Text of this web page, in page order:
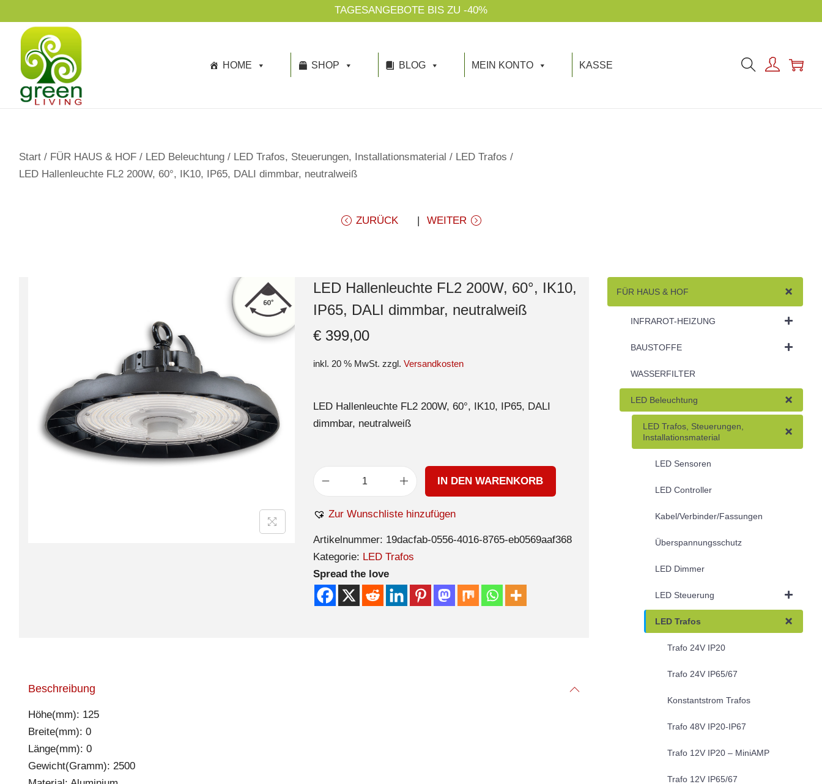
p
HOME SHOP BLOG MEIN KONTO KASSE
Start / FÜR HAUS & HOF / LED Beleuchtung / LED Trafos, Steuerungen, Installationsmaterial / LED Trafos /
LED Hallenleuchte FL2 200W, 60°, IK10, IP65, DALI dimmbar, neutralweiß
ZURÜCK WEITER
LED Hallenleuchte FL2 200W, 60°, IK10,
IP65, DALI dimmbar, neutralweiß
€399,00
inkl. 20 % MwSt. zzgl. Versandkosten
LED Hallenleuchte FL2 200W, 60°, IK10, IP65, DALI
dimmbar, neutralweiß
IN DEN WARENKORB
Zur Wunschliste hinzufügen
Artikelnummer: 19dacfab-0556-4016-8765-eb0569aaf368
Kategorie: LED Trafos
Spread the love
Beschreibung
Höhe(mm): 125
Breite(mm): 0
Länge(mm): 0
Gewicht(Gramm): 2500
FÜR HAUS & HOF
INFRAROT-HEIZUNG
BAUSTOFFE
WASSERFILTER
LED Beleuchtung
LED Trafos, Steuerungen,
Installationsmaterial
LED Sensoren
LED Controller
Kabel/Verbinder/Fassungen
Überspannungsschutz
LED Dimmer
LED Steuerung
LED Trafos
Trafo 24V IP20
Trafo 24V IP65/67
Konstantstrom Trafos
Trafo 48V IP20-IP67
Trafo 12V IP20 – MiniAMP
Trafo 12V IP65/67